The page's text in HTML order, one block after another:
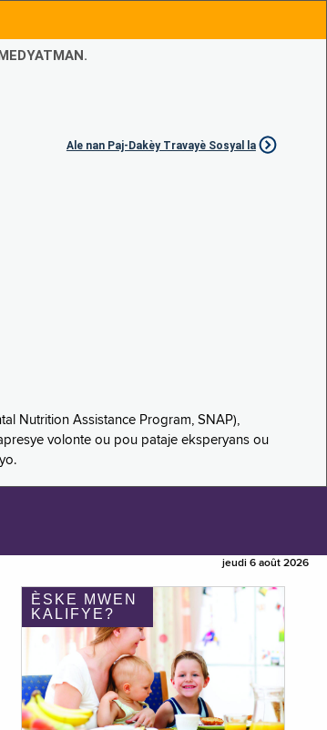
Ale nan Paj-Dakèy Travayè Sosyal la
Nutrition Assistance Program, SNAP),
volonte ou pou pataje eksperyans ou
jeudi 6 août 2026
ÈSKE MWEN
KALIFYE?